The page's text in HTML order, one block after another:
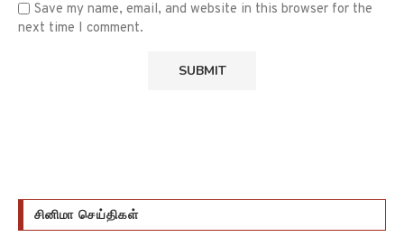
Save my name, email, and website in this browser for the
next time I comment.
சினிமா செய்திகள்